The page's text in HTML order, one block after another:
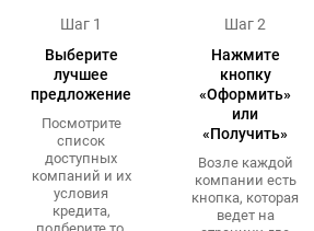
Шаг 1
Выберите
лучшее
предложение
Посмотрите
список
доступных
компаний и их
условия
кредита,
Шаг 2
Нажмите
кнопку
«Оформить»
или
«Получить»
Возле каждой
компании есть
кнопка, которая
ведет на